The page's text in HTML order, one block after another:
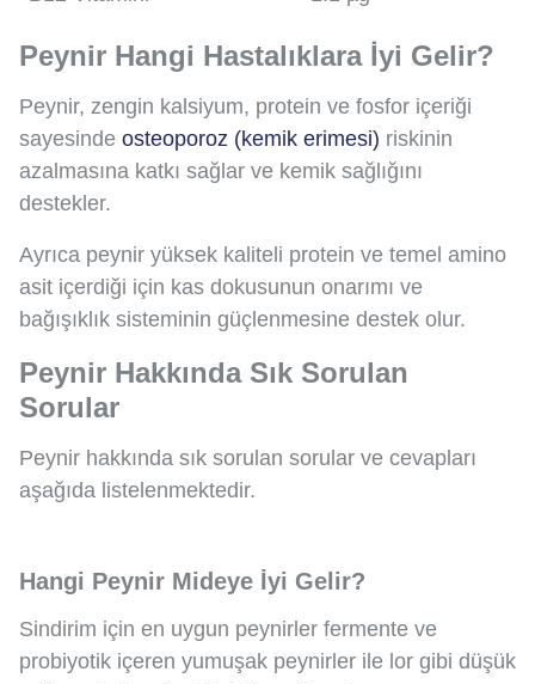
Peynir Hangi Hastalıklara İyi Gelir?
Peynir, zengin kalsiyum, protein ve fosfor içeriği
sayesinde osteoporoz (kemik erimesi) riskinin
azalmasına katkı sağlar ve kemik sağlığını
destekler.
Ayrıca peynir yüksek kaliteli protein ve temel amino
asit içerdiği için kas dokusunun onarımı ve
bağışıklık sisteminin güçlenmesine destek olur.
Peynir Hakkında Sık Sorulan
Sorular
Peynir hakkında sık sorulan sorular ve cevapları
aşağıda listelenmektedir.
Hangi Peynir Mideye İyi Gelir?
Sindirim için en uygun peynirler fermente ve
probiyotik içeren yumuşak peynirler ile lor gibi düşük